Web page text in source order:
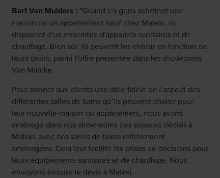
Bart Van Mulders : "Quand les gens achètent une
maison ou un appartement neuf chez Matexi, ils
disposent d'un ensemble d'appareils sanitaires et de
chauffage. Bien sûr, ils peuvent les choisir en fonction de
leurs goûts, parmi l'offre présentée dans les showrooms
Van Marcke.
Pour donner aux clients une idée fidèle de l’aspect des
différentes salles de bains qu’ils peuvent choisir pour
leur nouvelle maison ou appartement, nous avons
aménagé dans nos showrooms des espaces dédiés à
Matexi, avec des salles de bains entièrement
aménagées. Cela leur facilite les prises de décisions pour
leurs équipements sanitaires et de chauffage. Nous
envoyons ensuite le devis à Matexi.